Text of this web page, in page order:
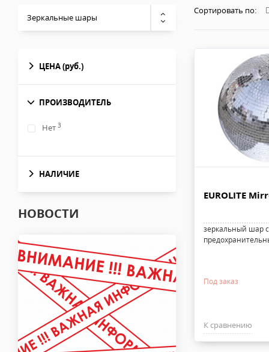
Зеркальные шары
ЦЕНА(руб.)
ПРОИЗВОДИТЕЛЬ
Нет 3
НАЛИЧИЕ
НОВОСТИ
Сортировать по:
EUROLITE
зеркальный шар с
Под заказ
К сравнению